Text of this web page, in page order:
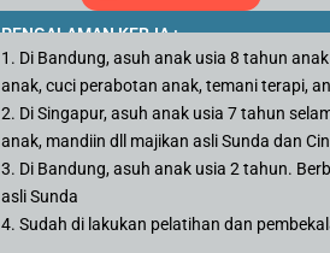
PENGALAMAN KERJA :
1. Di Bandung, asuh anak usia 8 tahun
anak, cuci perabotan anak, temani terapi,
2. Di Singapur, asuh anak usia 7 tahun
anak, mandiin dll majikan asli Sunda dan
3. Di Bandung, asuh anak usia 2 tahun.
asli Sunda
4. Sudah di lakukan pelatihan dan